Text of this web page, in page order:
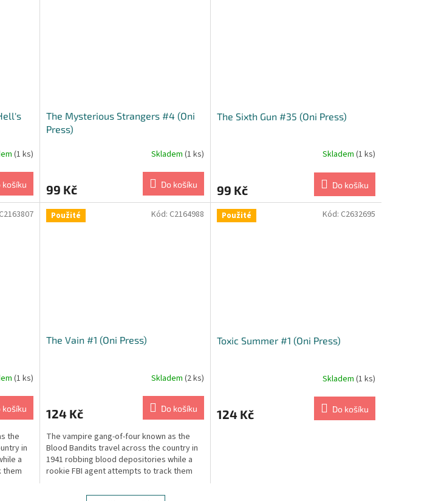
(1 ks)
košíku
The Mysterious Strangers #4 (Oni
Press)
Skladem (1 ks)
99 Kč Do košíku
The Sixth Gun #35 (Oni Press)
Skladem (1 ks)
99 Kč Do košíku
(1 ks)
košíku
the
in
a
them
C2163807 Použité
The Vain #1 (Oni Press)
Skladem (2 ks)
124 Kč Do košíku
The vampire gang-of-four known as the
Blood Bandits travel across the country in
1941 robbing blood depositories while a
rookie FBI agent attempts to track them
Kód: C2164988 Použité
Toxic Summer #1 (Oni Press)
Skladem (1 ks)
124 Kč Do košíku
Kód: C2632695